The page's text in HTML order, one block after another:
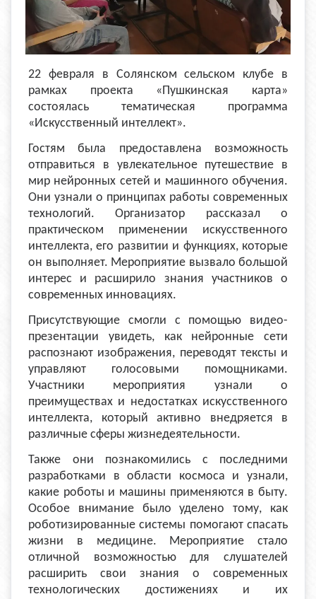
22 февраля в Солянском сельском клубе в
рамках проекта «Пушкинская карта»
состоялась тематическая программа
«Искусственный интеллект».
Гостям была предоставлена возможность
отправиться в увлекательное путешествие в
мир нейронных сетей и машинного обучения.
Они узнали о принципах работы современных
технологий. Организатор рассказал о
практическом применении искусственного
интеллекта, его развитии и функциях, которые
он выполняет. Мероприятие вызвало большой
интерес и расширило знания участников о
современных инновациях.
Присутствующие смогли с помощью видео-
презентации увидеть, как нейронные сети
распознают изображения, переводят тексты и
управляют голосовыми помощниками.
Участники мероприятия узнали о
преимуществах и недостатках искусственного
интеллекта, который активно внедряется в
различные сферы жизнедеятельности.
Также они познакомились с последними
разработками в области космоса и узнали,
какие роботы и машины применяются в быту.
Особое внимание было уделено тому, как
роботизированные системы помогают спасать
жизни в медицине. Мероприятие стало
отличной возможностью для слушателей
расширить свои знания о современных
технологических достижениях и их